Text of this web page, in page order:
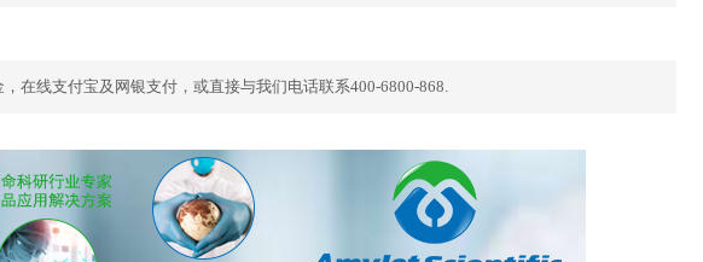
在线支付宝及网银支付，或直接与我们电话联系400-6800-868.